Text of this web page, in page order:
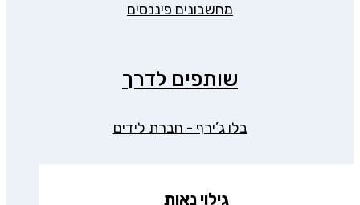
מחשבונים פיננסים
שותפים לדרך
בלו ג’ירף - חברת לידים
גילוי נאות